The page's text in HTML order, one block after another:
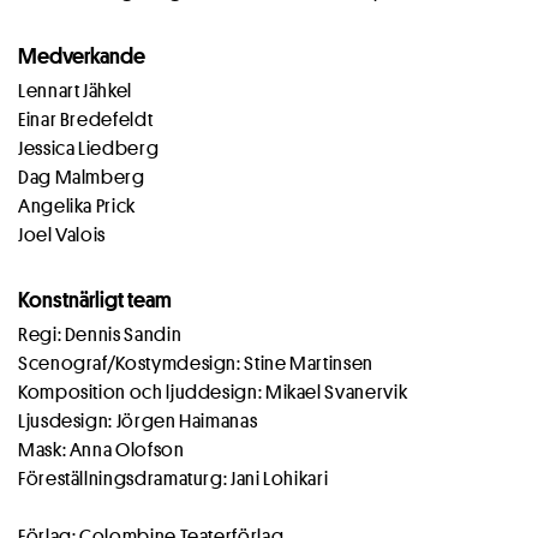
Medverkande
Lennart Jähkel
Einar Bredefeldt
Jessica Liedberg
Dag Malmberg
Angelika Prick
Joel Valois
Konstnärligt team
Regi: Dennis Sandin
Scenograf/Kostymdesign: Stine Martinsen
Komposition och ljuddesign: Mikael Svanervik
Ljusdesign: Jörgen Haimanas
Mask: Anna Olofson
Föreställningsdramaturg: Jani Lohikari